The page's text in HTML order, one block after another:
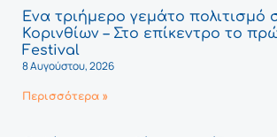
Ένα τριήμερο γεμάτο πολιτισμό
Κορινθίων – Στο επίκεντρο το
Festival
8 Αυγούστου, 2026
Περισσότερα »